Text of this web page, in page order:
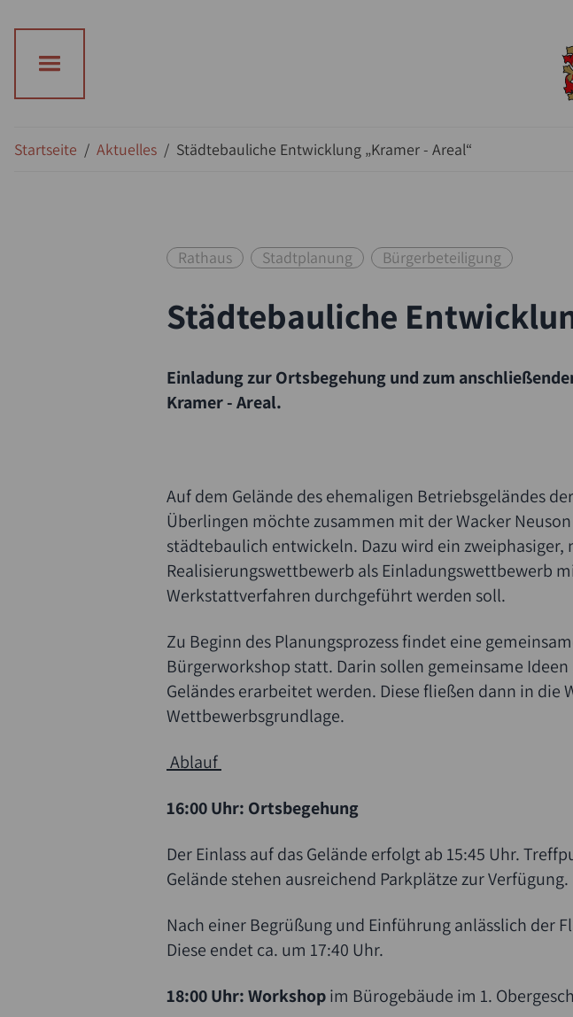
Startseite / Aktuelles / Städtebauliche Entwicklung „Kramer - Areal“
Rathaus Stadtplanung Bürgerbeteiligung
Städtebauliche
Einladung zur Ortsbegehung und zum
Kramer - Areal.
Auf dem Gelände des ehemaligen Betriebsgeländes
Überlingen möchte zusammen mit der Wacker
städtebaulich entwickeln. Dazu wird ein
Realisierungswettbewerb als Einladungswettbewerb
Werkstattverfahren durchgeführt werden soll.
Zu Beginn des Planungsprozess findet eine
Bürgerworkshop statt. Darin sollen gemeinsame
Geländes erarbeitet werden. Diese fließen dann in
Wettbewerbsgrundlage.
Ablauf
16:00 Uhr: Ortsbegehung
Der Einlass auf das Gelände erfolgt ab 15:45 Uhr.
Gelände stehen ausreichend Parkplätze zur Verfügung.
Nach einer Begrüßung und Einführung anlässlich
Diese endet ca. um 17:40 Uhr.
18:00 Uhr: Workshopim Bürogebäude im 1.
Suche